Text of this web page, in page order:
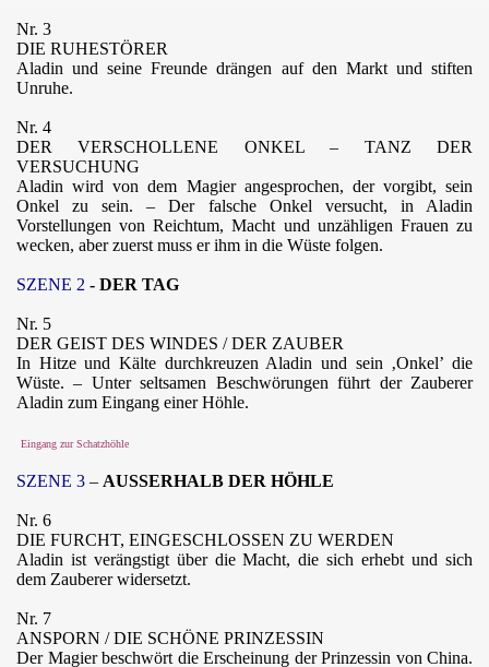
Nr. 3
DIE RUHESTÖRER
Aladin und seine Freunde drängen auf den Markt und stiften
Unruhe.
Nr. 4
DER VERSCHOLLENE ONKEL – TANZ DER
VERSUCHUNG
Aladin wird von dem Magier angesprochen, der vorgibt, sein
Onkel zu sein. – Der falsche Onkel versucht, in Aladin
Vorstellungen von Reichtum, Macht und unzähligen Frauen zu
wecken, aber zuerst muss er ihm in die Wüste folgen.
SZENE 2 - DER TAG
Nr. 5
DER GEIST DES WINDES / DER ZAUBER
In Hitze und Kälte durchkreuzen Aladin und sein ‚Onkel’ die
Wüste. – Unter seltsamen Beschwörungen führt der Zauberer
Aladin zum Eingang einer Höhle.
Eingang zur Schatzhöhle
SZENE 3 – AUSSERHALB DER HÖHLE
Nr. 6
DIE FURCHT, EINGESCHLOSSEN ZU WERDEN
Aladin ist verängstigt über die Macht, die sich erhebt und sich
dem Zauberer widersetzt.
Nr. 7
ANSPORN / DIE SCHÖNE PRINZESSIN
Der Magier beschwört die Erscheinung der Prinzessin von China.